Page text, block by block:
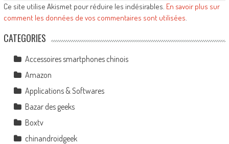
Ce site utilise Akismet pour réduire les indésirables. En savoir plus sur
comment les données de vos commentaires sont utilisées
CATEGORIES
Accessoires smartphones chinois
Amazon
Applications & Softwares
Bazar des geeks
Boxtv
chinandroidgeek